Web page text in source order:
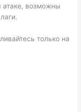
атаке, возможны
только на